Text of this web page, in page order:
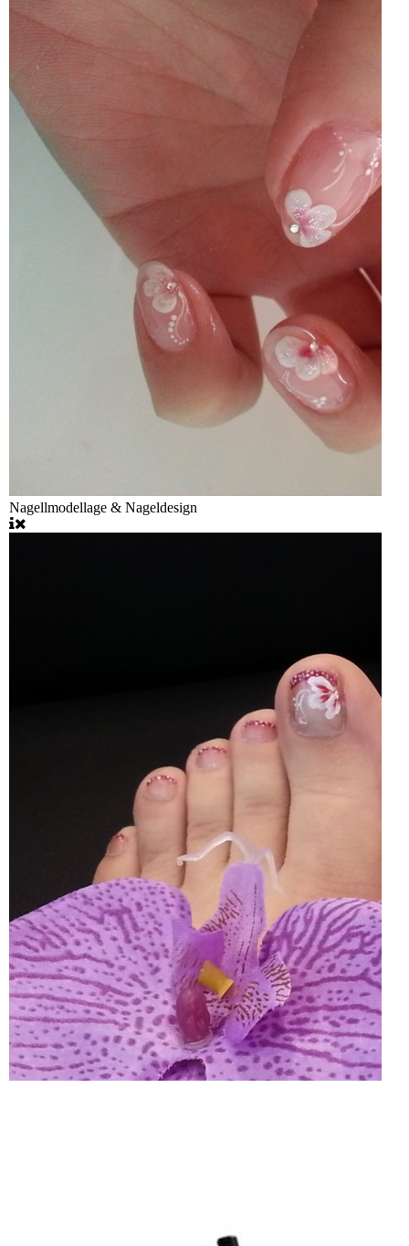
Nagellmodellage & Nageldesign